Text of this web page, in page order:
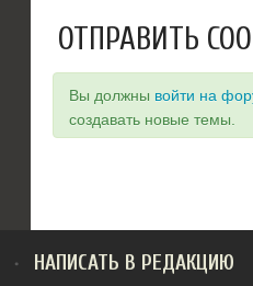
ОТПРАВИТЬ
Вы должны войти на
создавать новые темы.
НАПИСАТЬ В РЕДАКЦИЮ